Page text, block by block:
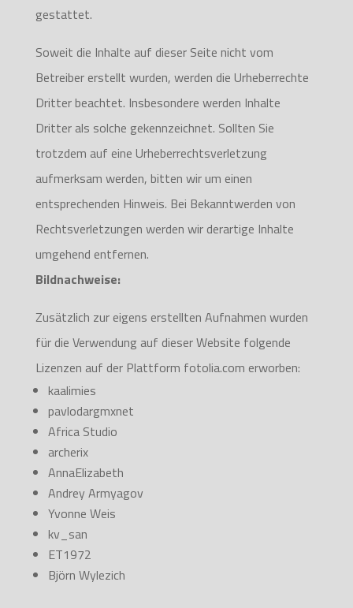
gestattet.
Soweit die Inhalte auf dieser Seite nicht vom
Betreiber erstellt wurden, werden die Urheberrechte
Dritter beachtet. Insbesondere werden Inhalte
Dritter als solche gekennzeichnet. Sollten Sie
trotzdem auf eine Urheberrechtsverletzung
aufmerksam werden, bitten wir um einen
entsprechenden Hinweis. Bei Bekanntwerden von
Rechtsverletzungen werden wir derartige Inhalte
umgehend entfernen.
Bildnachweise:
Zusätzlich zur eigens erstellten Aufnahmen wurden
für die Verwendung auf dieser Website folgende
Lizenzen auf der Plattform fotolia.com erworben:
kaalimies
pavlodargmxnet
Africa Studio
archerix
AnnaElizabeth
Andrey Armyagov
Yvonne Weis
kv_san
ET1972
Björn Wylezich